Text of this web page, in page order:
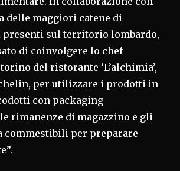
delle maggiori catene di
presenti sul territorio lombardo,
di coinvolgere lo chef
del ristorante ‘L’alchimia’,
per utilizzare i prodotti in
con packaging
rimanenze di magazzino e gli
commestibili per preparare